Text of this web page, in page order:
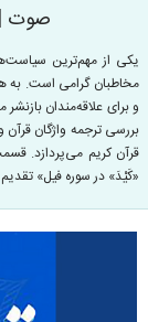
صوت |
یکی از مهم‌ترین
مخاطبان گرامی است. به
و برای علاقه‌مندان
بررسی ترجمه واژگان
قرآن کریم می‌پردازد.
«کَیْدَ» در سوره فیل»